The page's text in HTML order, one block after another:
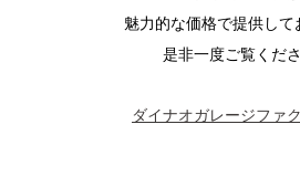
魅力的な価格で提供して
是非一度ご覧くださ
ダイナオガレージファ